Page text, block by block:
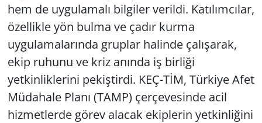
hem de uygulamalı bilgiler verildi. Katılımcılar,
özellikle yön bulma ve çadır kurma
uygulamalarında gruplar halinde çalışarak,
ekip ruhunu ve kriz anında iş birliği
yetkinliklerini pekiştirdi. KEÇ-TİM, Türkiye Afet
Müdahale Planı (TAMP) çerçevesinde acil
hizmetlerde görev alacak ekiplerin yetkinliğini